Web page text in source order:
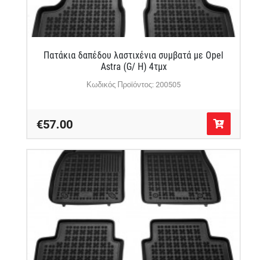
Πατάκια δαπέδου λαστιχένια συμβατά με Opel
Astra (G/ H) 4τμχ
Κωδικός Προϊόντος: 200505
€57.00